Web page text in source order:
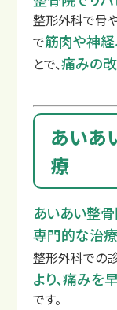
もし交通事故に遭っ
整形外科で骨
で筋肉や神経
とで、痛みの
あいあ
療
あいあい整
専門的な治
整形外科での
より、痛みを
です。